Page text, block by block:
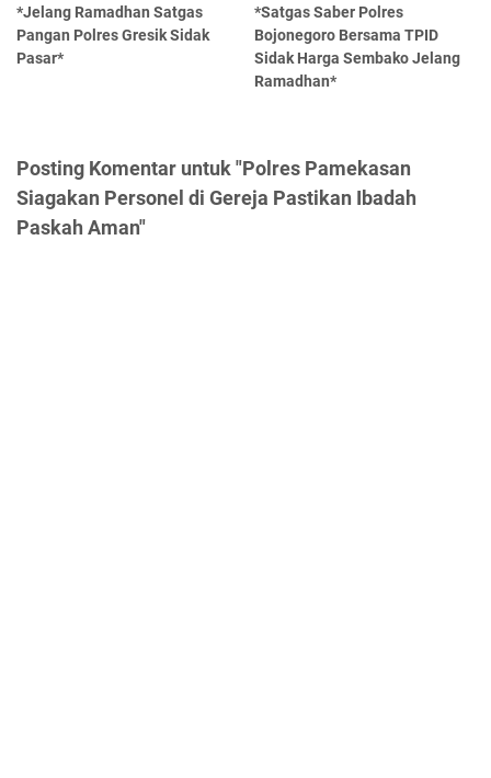
*Jelang Ramadhan Satgas
Pangan Polres Gresik Sidak
Pasar*
*Satgas Saber Polres
Bojonegoro Bersama TPID
Sidak Harga Sembako Jelang
Ramadhan*
Posting Komentar untuk "Polres Pamekasan
Siagakan Personel di Gereja Pastikan Ibadah
Paskah Aman"